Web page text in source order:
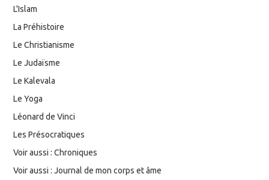
L'Islam
La Préhistoire
Le Christianisme
Le Judaïsme
Le Kalevala
Le Yoga
Léonard de Vinci
Les Présocratiques
Voir aussi : Chroniques
Voir aussi : Journal de mon corps et âme